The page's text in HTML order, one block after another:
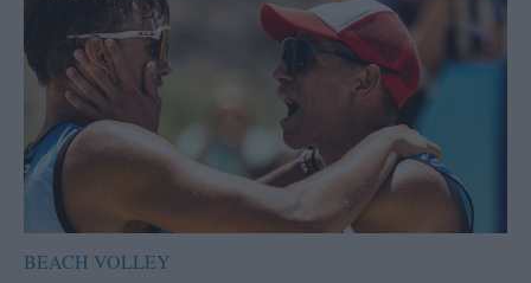
BEACH VOLLEY